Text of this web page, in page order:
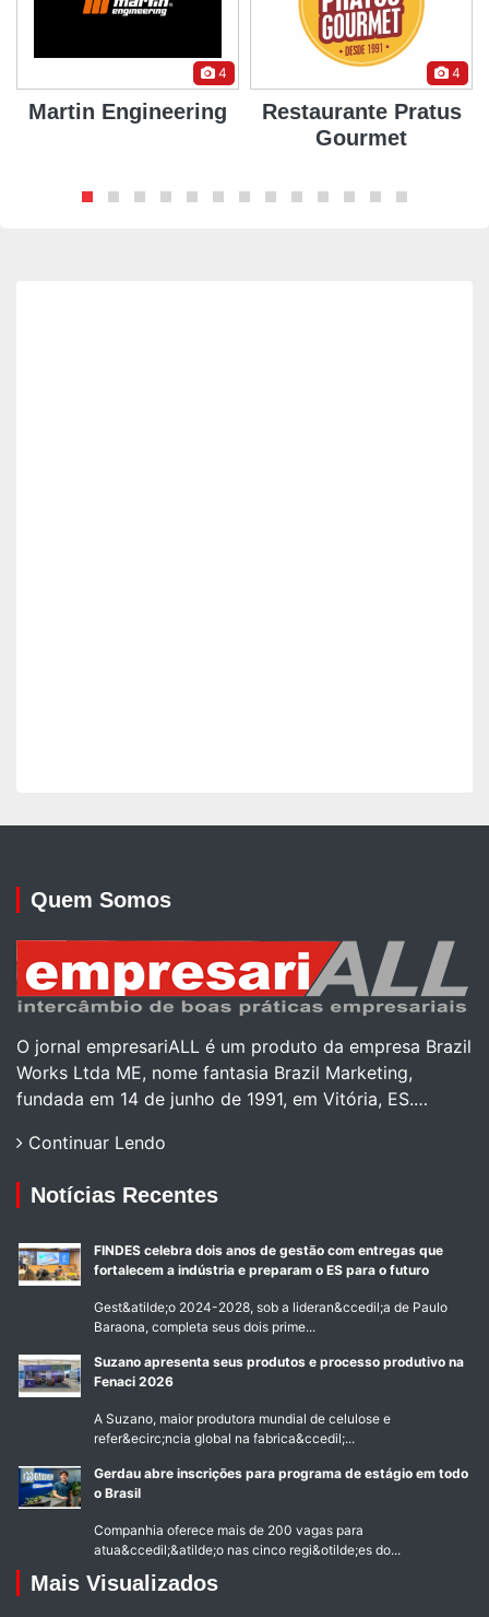
4
Martin Engineering
4
Restaurante Pratus
Gourmet
Quem Somos
O jornal empresariALL é um produto da empresa Brazil
Works Ltda ME, nome fantasia Brazil Marketing,
fundada em 14 de junho de 1991, em Vitória, ES.…
Continuar Lendo
Notícias Recentes
FINDES celebra dois anos de gestão com entregas que
fortalecem a indústria e preparam o ES para o futuro
Gest&atilde;o 2024-2028, sob a lideran&ccedil;a de Paulo
Baraona, completa seus dois prime...
Suzano apresenta seus produtos e processo produtivo na
Fenaci 2026
A Suzano, maior produtora mundial de celulose e
refer&ecirc;ncia global na fabrica&ccedil;...
Gerdau abre inscrições para programa de estágio em todo
o Brasil
Companhia oferece mais de 200 vagas para
atua&ccedil;&atilde;o nas cinco regi&otilde;es do...
Mais Visualizados